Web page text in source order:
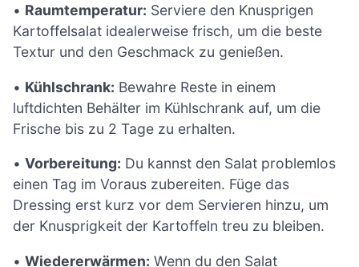
• Raumtemperatur: Serviere den Knusprigen
Kartoffelsalat idealerweise frisch, um die beste
Textur und den Geschmack zu genießen.
• Kühlschrank: Bewahre Reste in einem
luftdichten Behälter im Kühlschrank auf, um die
Frische bis zu 2 Tage zu erhalten.
• Vorbereitung: Du kannst den Salat problemlos
einen Tag im Voraus zubereiten. Füge das
Dressing erst kurz vor dem Servieren hinzu, um
der Knusprigkeit der Kartoffeln treu zu bleiben.
• Wiedererwärmen: Wenn du den Salat